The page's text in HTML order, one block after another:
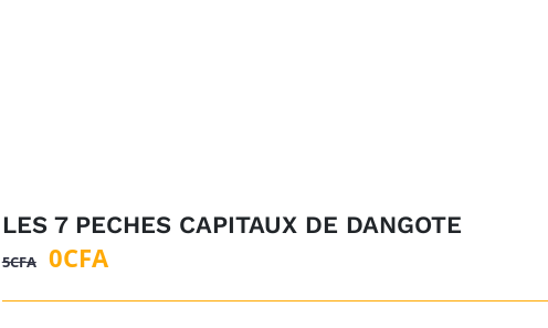
LES 7 PECHES CAPITAUX DE DANGOTE
5CFA
Le
0CFALe